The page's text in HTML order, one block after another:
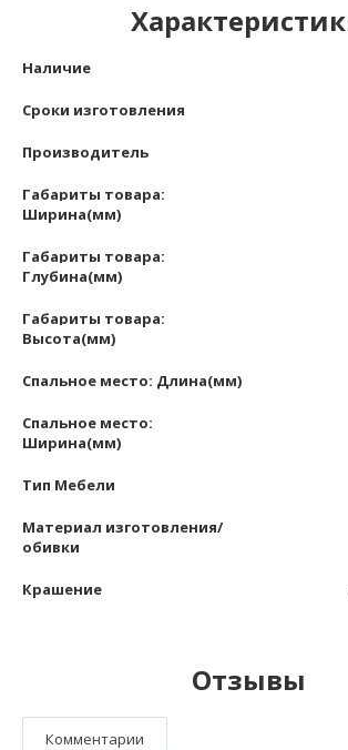
Наличие
Сроки изготовления
Производитель
Габариты товара:
Ширина(мм)
Габариты товара:
Глубина(мм)
Габариты товара:
Высота(мм)
Спальное место: Длина(мм)
Спальное место:
Ширина(мм)
Тип Мебели
Материал изготовления/
обивки
Крашение
Отзывы
Комментарии